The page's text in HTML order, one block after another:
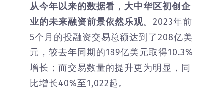
从今年以来的数据看，大中华区初创企
业的未来融资前景依然乐观。2023年前
5个月的投融资交易总额达到了208亿美
元，较去年同期的189亿美元取得10.3%
增长；而交易数量的提升更为明显，同
比增长40%至1,022起。